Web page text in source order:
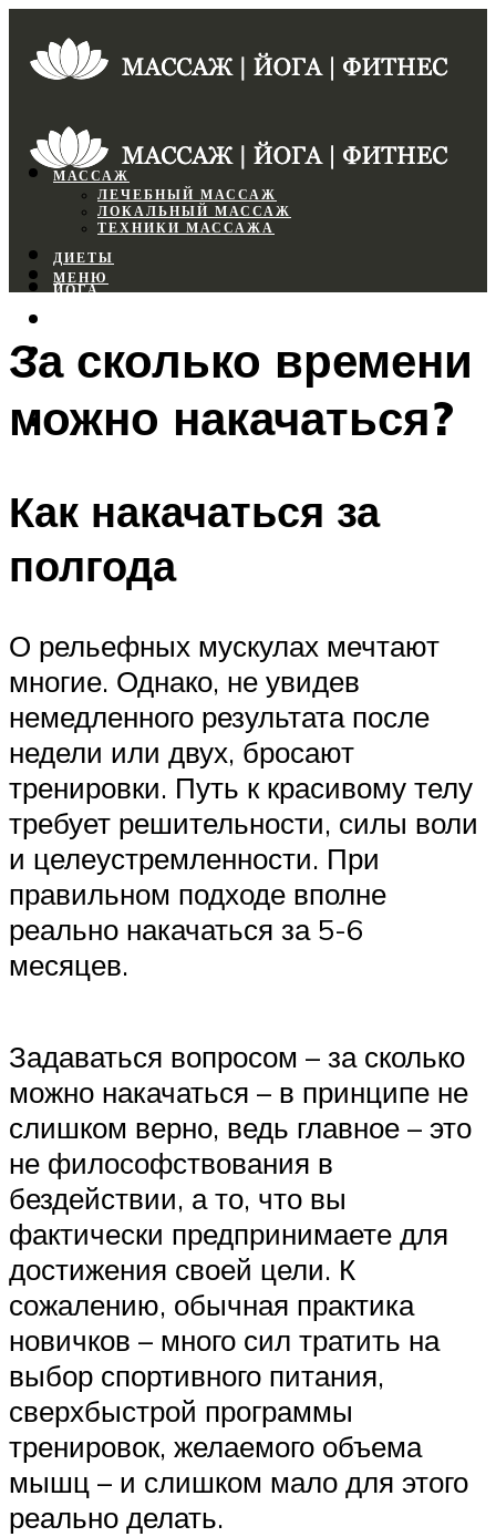
МАССАЖ
ЛЕЧЕБНЫЙ МАССАЖ
ЛОКАЛЬНЫЙ МАССАЖ
ТЕХНИКИ МАССАЖА
ДИЕТЫ
ЙОГА
ФИТНЕС
МЕНЮ
МЕНЮ
За сколько времени
можно накачаться?
Как накачаться за
полгода
О рельефных мускулах мечтают
многие. Однако, не увидев
немедленного результата после
недели или двух, бросают
тренировки. Путь к красивому телу
требует решительности, силы воли
и целеустремленности. При
правильном подходе вполне
реально накачаться за 5-6
месяцев.
Задаваться вопросом – за сколько
можно накачаться – в принципе не
слишком верно, ведь главное – это
не философствования в
бездействии, а то, что вы
фактически предпринимаете для
достижения своей цели. К
сожалению, обычная практика
новичков – много сил тратить на
выбор спортивного питания,
сверхбыстрой программы
тренировок, желаемого объема
мышц – и слишком мало для этого
реально делать.